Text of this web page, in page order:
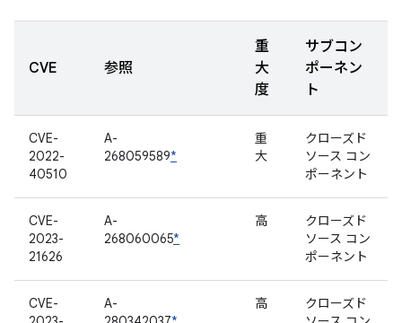
CVE 参照
重
大
度
サブコン
ポーネン
ト
CVE-
2022-
40510
A-
268059589*
重
大
クローズド
ソース コン
ポーネント
CVE-
2023-
21626
A-
268060065*
高
クローズド
ソース コン
ポーネント
CVE-
A-
高
クローズド